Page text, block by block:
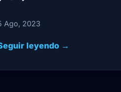
Ago, 2023
leyendo →